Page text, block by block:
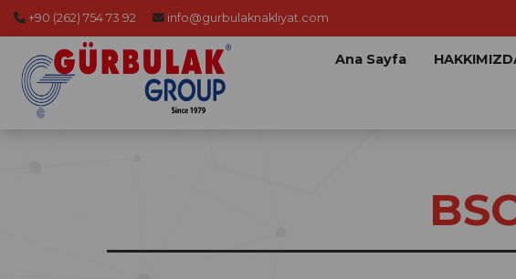
+90 (262) 754 73 92 info@gurbulaknakliyat.com
Ana Sayfa